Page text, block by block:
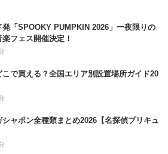
発「SPOOKY PUMPKIN 2026」一夜限りの
フェス開催決定！
こで買える？全国エリア別設置場所ガイド20
ャポン全種類まとめ2026【名探偵プリキュ